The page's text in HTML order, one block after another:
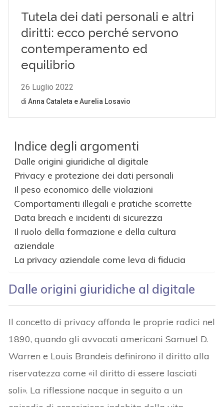
Indice degli argomenti
Dalle origini giuridiche al digitale
Privacy e protezione dei dati personali
Il peso economico delle violazioni
Comportamenti illegali e pratiche scorrette
Data breach e incidenti di sicurezza
Il ruolo della formazione e della cultura
aziendale
La privacy aziendale come leva di fiducia
Dalle origini giuridiche al digitale
Il concetto di privacy affonda le proprie radici nel
1890, quando gli avvocati americani Samuel D.
Warren e Louis Brandeis definirono il diritto alla
riservatezza come «il diritto di essere lasciati
soli». La riflessione nacque in seguito a un